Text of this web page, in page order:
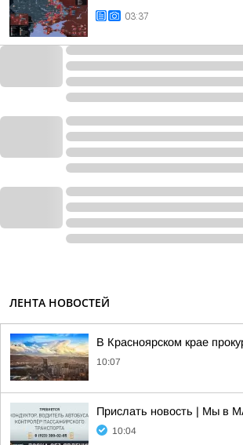
03:37
ЛЕНТА НОВОСТЕЙ
В Красноярском крае
10:07
Прислать новость | Мы в
10:04